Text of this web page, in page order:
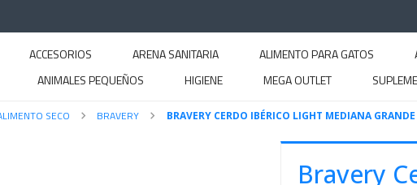
ACCESORIOS ARENA SANITARIA ALIMENTO PARA GATOS
ANIMALES PEQUEÑOS
HIGIENE MEGA OUTLET
SECO BRAVERY BRAVERY CERDO IBÉRICO LIGHT MEDIANA
Bravery